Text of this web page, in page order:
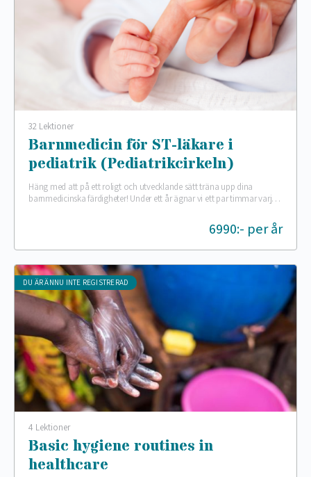
32 Lektioner
Barnmedicin för ST-läkare i
pediatrik (Pediatrikcirkeln)
Häng med att på ett roligt och utvecklande sätt träna upp dina
barnmedicinska färdigheter! Under ett år ägnar vi ett par timmar varje
6990:- per år
DU ÄR ÄNNU INTE REGISTRERAD
4 Lektioner
Basic hygiene routines in
healthcare